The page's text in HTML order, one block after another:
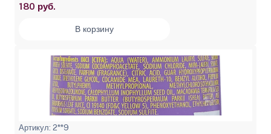
180 руб.
В корзину
Артикул: 2**9